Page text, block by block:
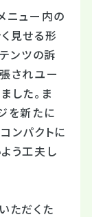
ニュー内の
見せる形
ンツの訴
されユー
した。ま
を新たに
ンパクトに
う工夫し
ただくた